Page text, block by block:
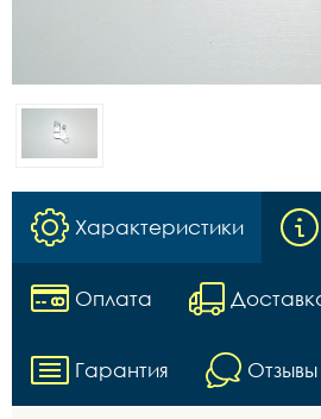
Характеристики
Оплата
Гарантия Отзывы